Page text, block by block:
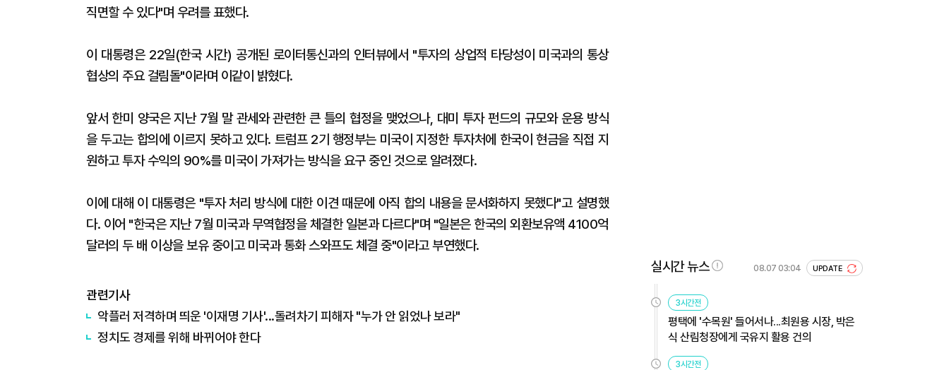
직면할 수 있다"며 우려를 표했다.
이 대통령은 22일(한국 시간) 공개된 로이터통신과의 인터뷰에서 "투자의 상업적 타당성이 미국과의 통상
협상의 주요 걸림돌"이라며 이같이 밝혔다.
앞서 한미 양국은 지난 7월 말 관세와 관련한 큰 틀의 협정을 맺었으나, 대미 투자 펀드의 규모와 운용 방식
을 두고는 합의에 이르지 못하고 있다. 트럼프 2기 행정부는 미국이 지정한 투자처에 한국이 현금을 직접 지
원하고 투자 수익의 90%를 미국이 가져가는 방식을 요구 중인 것으로 알려졌다.
이에 대해 이 대통령은 "투자 처리 방식에 대한 이견 때문에 아직 합의 내용을 문서화하지 못했다"고 설명했
다. 이어 "한국은 지난 7월 미국과 무역협정을 체결한 일본과 다르다"며 "일본은 한국의 외환보유액 4100억
달러의 두 배 이상을 보유 중이고 미국과 통화 스와프도 체결 중"이라고 부연했다.
관련기사
악플러 저격하며 띄운 '이재명 기사'...돌려차기 피해자 "누가 안 읽었나 보라"
정치도 경제를 위해 바뀌어야 한다
실시간 뉴스 08.07 03:04 UPDATE
3시간전
평택에 '수목원' 들어서나...최원용 시장, 박은
식 산림청장에게 국유지 활용 건의
3시간전